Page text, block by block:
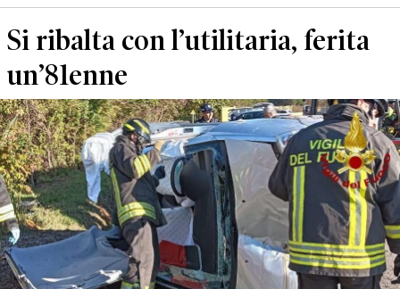
Si ribalta con l’utilitaria, ferita
un’81enne